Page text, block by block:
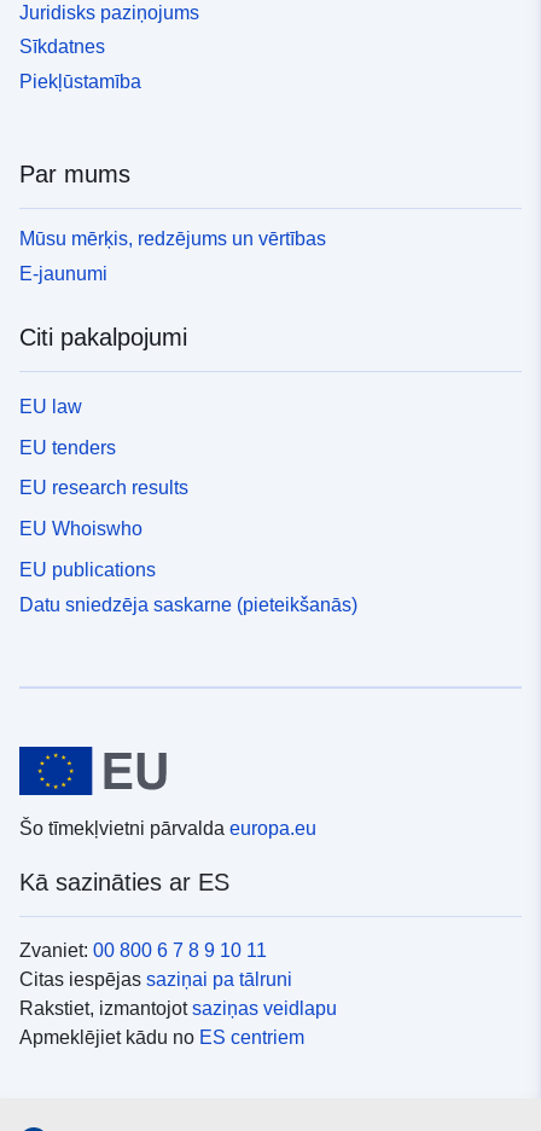
Juridisks paziņojums
Sīkdatnes
Piekļūstamība
Par mums
Mūsu mērķis, redzējums un vērtības
E-jaunumi
Citi pakalpojumi
EU law
EU tenders
EU research results
EU Whoiswho
EU publications
Datu sniedzēja saskarne (pieteikšanās)
Šo tīmekļvietni pārvalda europa.eu
Kā sazināties ar ES
Zvaniet: 00 800 6 7 8 9 10 11
Citas iespējas saziņai pa tālruni
Rakstiet, izmantojotsaziņas veidlapu
Apmeklējiet kādu no ES centriem